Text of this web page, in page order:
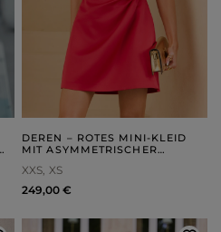
DEREN – ROTES MINI-KLEID
MIT ASYMMETRISCHER
XXS XS
249,00 €